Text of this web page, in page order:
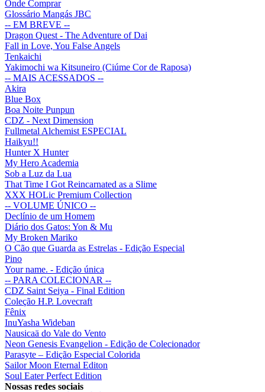
Onde Comprar
Glossário Mangás JBC
-- EM BREVE --
Dragon Quest - The Adventure of Dai
Fall in Love, You False Angels
Tenkaichi
Yakimochi wa Kitsuneiro (Ciúme Cor de Raposa)
-- MAIS ACESSADOS --
Akira
Blue Box
Boa Noite Punpun
CDZ - Next Dimension
Fullmetal Alchemist ESPECIAL
Haikyu!!
Hunter X Hunter
My Hero Academia
Sob a Luz da Lua
That Time I Got Reincarnated as a Slime
XXX HOLic Premium Collection
-- VOLUME ÚNICO --
Declínio de um Homem
Diário dos Gatos: Yon & Mu
My Broken Mariko
O Cão que Guarda as Estrelas - Edição Especial
Pino
Your name. - Edição única
-- PARA COLECIONAR --
CDZ Saint Seiya - Final Edition
Coleção H.P. Lovecraft
Fênix
InuYasha Wideban
Nausicaä do Vale do Vento
Neon Genesis Evangelion - Edição de Colecionador
Parasyte – Edição Especial Colorida
Sailor Moon Eternal Editon
Soul Eater Perfect Edition
Nossas redes sociais